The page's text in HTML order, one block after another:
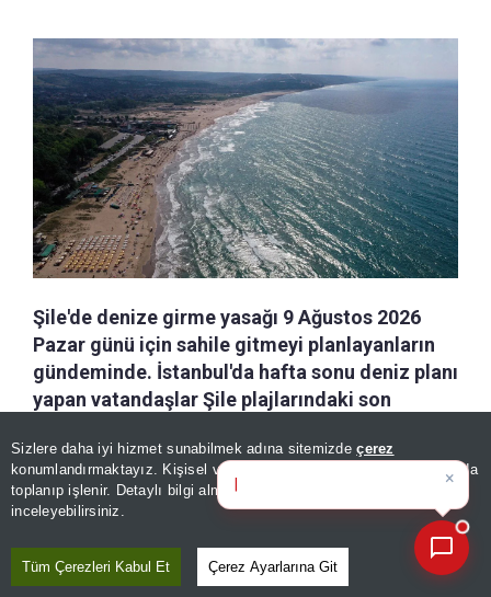
Sizlere daha iyi hizmet sunabilmek adına sitemizdeçerez
konumlandırmaktayız. Kişisel verileriniz, KVKK ve GDPR kapsamında
toplanıp işlenir. Detaylı bilgi almak için
inceleyebilirsiniz.
Tüm Çerezleri Kabul Et Çerez Ayarlarına Git
Şile'de denize girme yasağı 9 Ağustos 2026
Pazar günü için sahile gitmeyi planlayanların
gündeminde. İstanbul'da hafta sonu deniz planı
yapan vatandaşlar Şile plajlarındaki son
olumsuz deniz koşullarına ilişkin açıklama
yaptı. Peki, 9 Ağustos Şile'de denize girmek
yasak mı?
Kaydet a-|+A
×
Bugünün öne çıkan manşetleri